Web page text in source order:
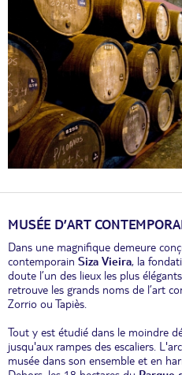
MUSÉE D’ART
Dans une magnifique demeure
contemporain Siza Vieira, la
doute l’un des lieux les plus
retrouve les grands noms de l’art
Zorrio ou Tapiès.
Tout y est étudié dans le moindre
jusqu'aux rampes des escaliers.
musée dans son ensemble et en